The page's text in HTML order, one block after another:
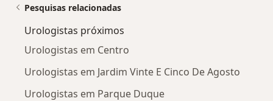
Pesquisas relacionadas
Urologistas próximos
Urologistas em Centro
Urologistas em Jardim Vinte E Cinco De Agosto
Urologistas em Parque Duque